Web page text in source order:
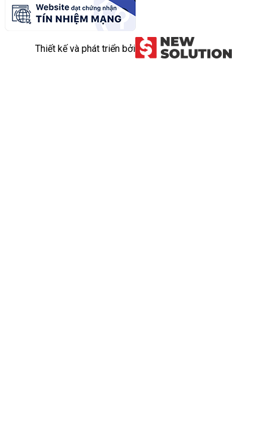
Thiết kế và phát triển bởi